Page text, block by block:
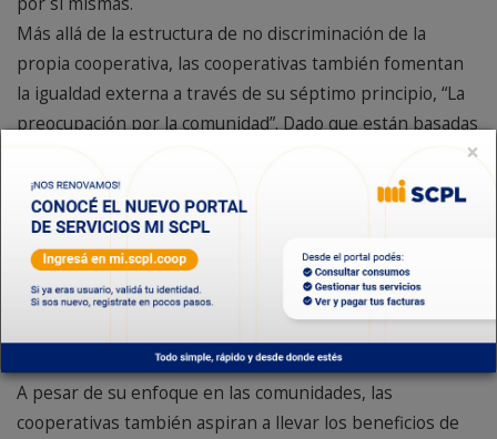
Más allá de la estructura de no discriminación de la
propia cooperativa, las cooperativas también fomentan
la igualdad externa a través de su séptimo principio, “La
preocupación por la comunidad”. Dado que están basadas
sostenible de estas, en materia medioambiental, social y
económica. Este compromiso se evidencia en todo el
mundo en el apoyo de las cooperativas a las actividades
de las comunidades, en el uso de proveedores locales
para beneficiar a la economía local, y en la toma de
A pesar de su enfoque en las comunidades, las
cooperativas también aspiran a llevar los beneficios de
×